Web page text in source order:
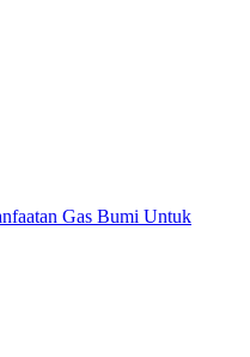
Gas Bumi Untuk